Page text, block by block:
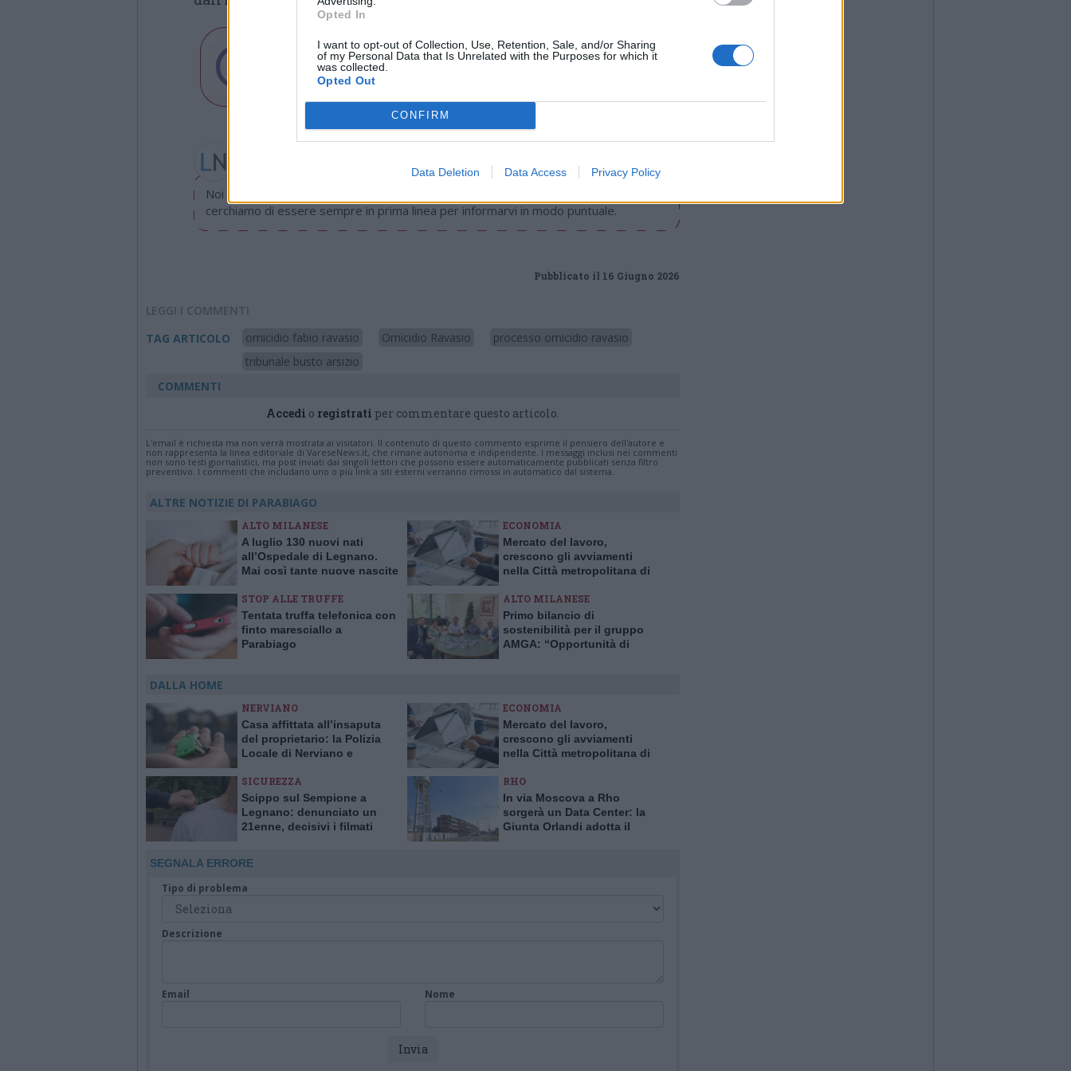
Opted In
I want to opt-out of Collection, Use, Retention, Sale, and/or Sharing
of my Personal Data that Is Unrelated with the Purposes for which it
was collected.
Opted Out
CONFIRM
Data Deletion Data Access Privacy Policy
Tutti gli eventi
Noi di LegnanoNews abbiamo a cuore l'informazione del nostro territorio e
cerchiamo di essere sempre in prima linea per informarvi in modo puntuale.
Pubblicato il 16 Giugno 2026
LEGGI I COMMENTI
TAG ARTICOLO
omicidio fabio ravasio Omicidio Ravasio
processo omicidio ravasio
tribunale busto arsizio
COMMENTI
Accedi o registrati per commentare questo articolo.
L'email è richiesta ma non verrà mostrata ai visitatori. Il contenuto di questo commento esprime il pensiero dell'autore e
non rappresenta la linea editoriale di VareseNews.it, che rimane autonoma e indipendente. I messaggi inclusi nei commenti
non sono testi giornalistici, ma post inviati dai singoli lettori che possono essere automaticamente pubblicati senza filtro
preventivo. I commenti che includano uno o più link a siti esterni verranno rimossi in automatico dal sistema.
ALTRE NOTIZIE DI PARABIAGO
ALTO MILANESE
A luglio 130 nuovi nati
all’Ospedale di Legnano.
Mai così tante nuove nascite
ECONOMIA
Mercato del lavoro,
crescono gli avviamenti
nella Città metropolitana di
STOP ALLE TRUFFE
Tentata truffa telefonica con
finto maresciallo a
Parabiago
ALTO MILANESE
Primo bilancio di
sostenibilità per il gruppo
AMGA: “Opportunità di
DALLA HOME
NERVIANO
Casa affittata all’insaputa
del proprietario: la Polizia
Locale di Nerviano e
ECONOMIA
Mercato del lavoro,
crescono gli avviamenti
nella Città metropolitana di
SICUREZZA
Scippo sul Sempione a
Legnano: denunciato un
21enne, decisivi i filmati
RHO
In via Moscova a Rho
sorgerà un Data Center: la
Giunta Orlandi adotta il
SEGNALA ERRORE
Tipo di problema
Descrizione
Email Nome